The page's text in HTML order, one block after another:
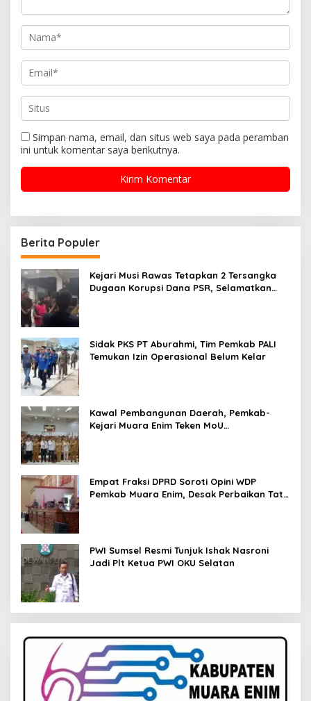
Simpan nama, email, dan situs web saya pada peramban
ini untuk komentar saya berikutnya.
Berita Populer
Kejari Musi Rawas Tetapkan 2 Tersangka
Dugaan Korupsi Dana PSR, Selamatkan
Sidak PKS PT Aburahmi, Tim Pemkab PALI
Temukan Izin Operasional Belum Kelar
Kawal Pembangunan Daerah, Pemkab-
Kejari Muara Enim Teken MoU
Empat Fraksi DPRD Soroti Opini WDP
Pemkab Muara Enim, Desak Perbaikan Tata
PWI Sumsel Resmi Tunjuk Ishak Nasroni
Jadi Plt Ketua PWI OKU Selatan